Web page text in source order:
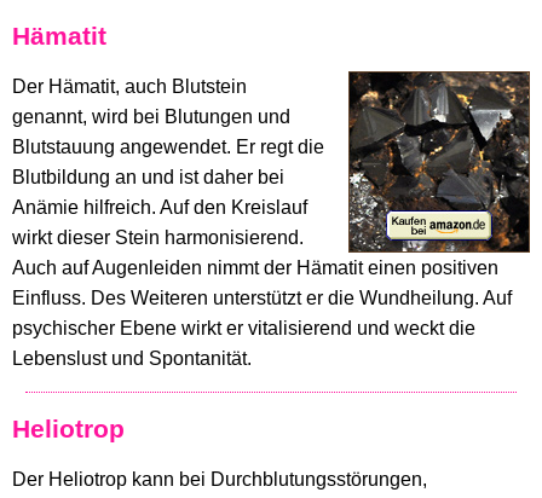
Hämatit
Der Hämatit, auch Blutstein
genannt, wird bei Blutungen und
Blutstauung angewendet. Er regt die
Blutbildung an und ist daher bei
Anämie hilfreich. Auf den Kreislauf
wirkt dieser Stein harmonisierend.
Auch auf Augenleiden nimmt der Hämatit einen positiven
Einfluss. Des Weiteren unterstützt er die Wundheilung. Auf
psychischer Ebene wirkt er vitalisierend und weckt die
Lebenslust und Spontanität.
Heliotrop
Der Heliotrop kann bei Durchblutungsstörungen,